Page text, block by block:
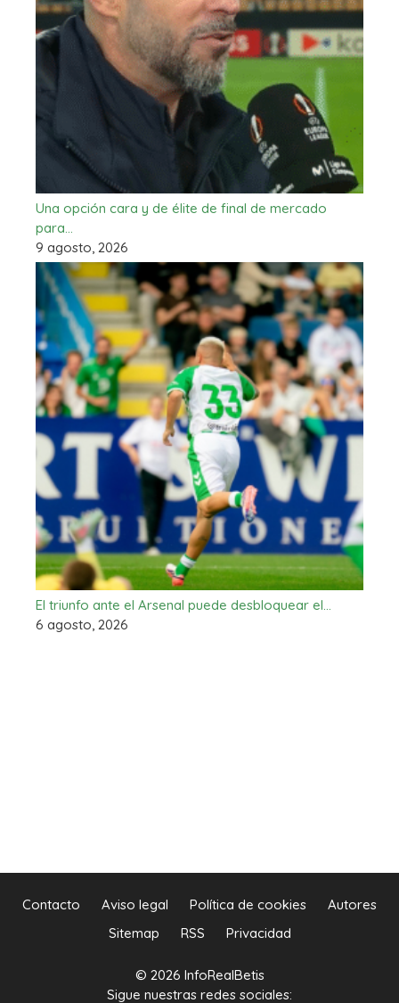
Una opción cara y de élite de final de mercado
para…
9 agosto, 2026
El triunfo ante el Arsenal puede desbloquear el…
6 agosto, 2026
Contacto Aviso legal Política de cookies
Autores
Sitemap
RSS Privacidad
© 2026 InfoRealBetis
Sigue nuestras redes sociales: